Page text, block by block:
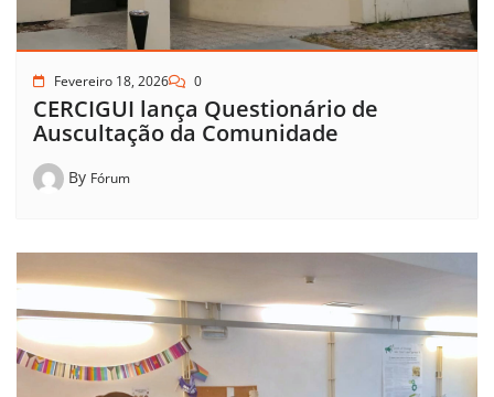
Fevereiro 18, 2026 0
CERCIGUI lança Questionário de
Auscultação da Comunidade
By Fórum